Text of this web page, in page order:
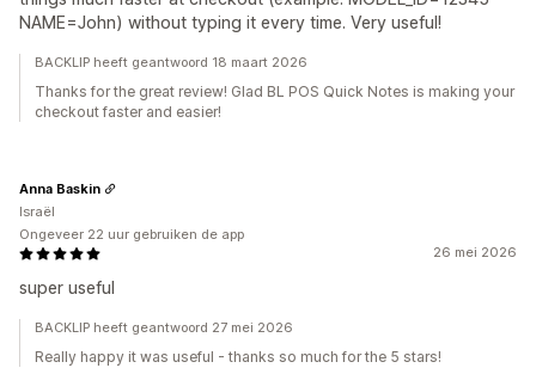
NAME=John) without typing it every time. Very useful!
BACKLIP heeft geantwoord 18 maart 2026
Thanks for the great review! Glad BL POS Quick Notes is making your
checkout faster and easier!
26 mei 2026
super useful
Anna Baskin
Israël
Ongeveer 22 uur gebruiken de app
BACKLIP heeft geantwoord 27 mei 2026
Really happy it was useful - thanks so much for the 5 stars!